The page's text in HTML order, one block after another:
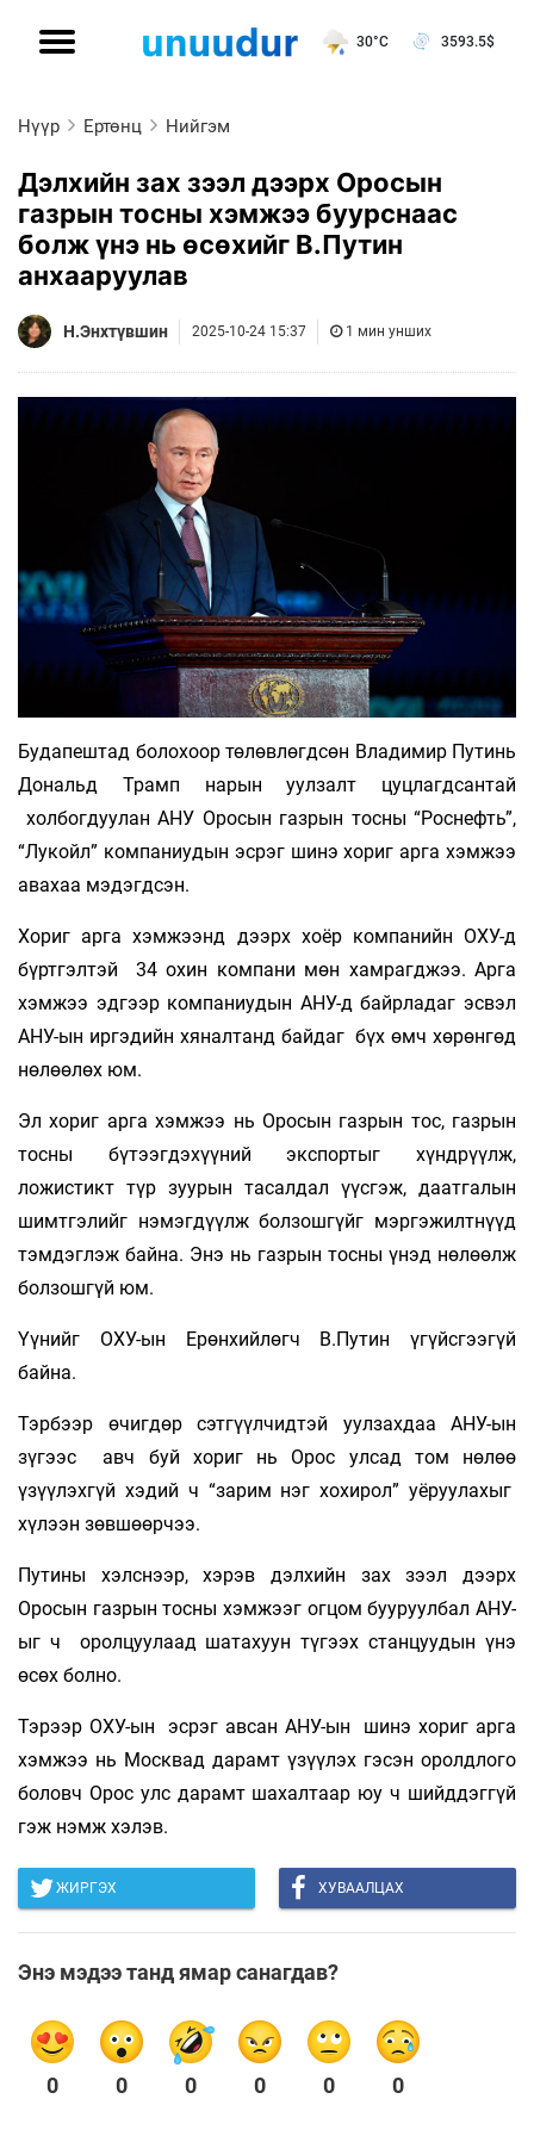
30°C 3593.5$
Нүүр Ертөнц Нийгэм
Дэлхийн зах зээл дээрх Оросын
газрын тосны хэмжээ буурснаас
болж үнэ нь өсөхийг В.Путин
анхааруулав
Н.Энхтүвшин 2025-10-24 15:37 1 мин унших
Будапештад болохоор төлөвлөгдсөн Владимир Путинь
Дональд Трамп нарын уулзалт цуцлагдсантай
холбогдуулан АНУ Оросын газрын тосны “Роснефть”,
“Лукойл” компаниудын эсрэг шинэ хориг арга хэмжээ
авахаа мэдэгдсэн.
Хориг арга хэмжээнд дээрх хоёр компанийн ОХУ-д
бүртгэлтэй 34 охин компани мөн хамрагджээ. Арга
хэмжээ эдгээр компаниудын АНУ-д байрладаг эсвэл
АНУ-ын иргэдийн хяналтанд байдаг бүх өмч хөрөнгөд
нөлөөлөх юм.
Эл хориг арга хэмжээ нь Оросын газрын тос, газрын
тосны бүтээгдэхүүний экспортыг хүндрүүлж,
ложистикт түр зуурын тасалдал үүсгэж, даатгалын
шимтгэлийг нэмэгдүүлж болзошгүйг мэргэжилтнүүд
тэмдэглэж байна. Энэ нь газрын тосны үнэд нөлөөлж
болзошгүй юм.
Үүнийг ОХУ-ын Ерөнхийлөгч В.Путин үгүйсгээгүй
байна.
Тэрбээр өчигдөр сэтгүүлчидтэй уулзахдаа АНУ-ын
зүгээс авч буй хориг нь Орос улсад том нөлөө
үзүүлэхгүй хэдий ч “зарим нэг хохирол” уёруулахыг
хүлээн зөвшөөрчээ.
Путины хэлснээр, хэрэв дэлхийн зах зээл дээрх
Оросын газрын тосны хэмжээг огцом бууруулбал АНУ-
ыг ч оролцуулаад шатахуун түгээх станцуудын үнэ
өсөх болно.
Тэрээр ОХУ-ын эсрэг авсан АНУ-ын шинэ хориг арга
хэмжээ нь Москвад дарамт үзүүлэх гэсэн оролдлого
боловч Орос улс дарамт шахалтаар юу ч шийддэггүй
гэж нэмж хэлэв.
ЖИРГЭХ ХУВААЛЦАХ
Энэ мэдээ танд ямар санагдав?
0 0 0 0 0 0